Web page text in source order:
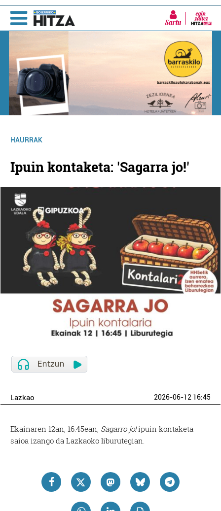
Sartu
HAURRAK
Ipuin kontaketa: 'Sagarra jo!'
Lazkao 2026-06-12 16:45
Ekainaren 12an, 16:45ean, Sagarro jo!ipuin kontaketa
saioa izango da Lazkaoko liburutegian.